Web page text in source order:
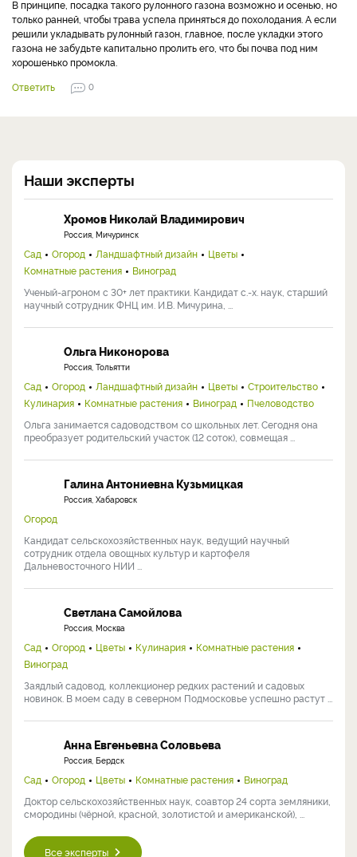
В принципе, посадка такого рулонного газона возможно и осенью, но
только ранней, чтобы трава успела приняться до похолодания. А если
решили укладывать рулонный газон, главное, после укладки этого
газона не забудьте капитально пролить его, что бы почва под ним
хорошенько промокла.
Ответить
0
Наши эксперты
Хромов Николай Владимирович
Россия, Мичуринск
Сад Огород Ландшафтный дизайн
Цветы
Комнатные растения
Виноград
Ученый-агроном с 30+ лет практики. Кандидат с.-х. наук, старший
научный сотрудник ФНЦ им. И.В. Мичурина, ...
Ольга Никонорова
Россия, Тольятти
Сад Огород Ландшафтный дизайн Цветы
Строительство
Кулинария
Комнатные растения Виноград
Пчеловодство
Ольга занимается садоводством со школьных лет. Сегодня она
преобразует родительский участок (12 соток), совмещая ...
Галина Антониевна Кузьмицкая
Россия, Хабаровск
Огород
Кандидат сельскохозяйственных наук, ведущий научный
сотрудник отдела овощных культур и картофеля
Дальневосточного НИИ ...
Светлана Самойлова
Россия, Москва
Сад Огород Цветы Кулинария
Комнатные растения
Виноград
Заядлый садовод, коллекционер редких растений и садовых
новинок. В моем саду в северном Подмосковье успешно растут ...
Анна Евгеньевна Соловьева
Россия, Бердск
Сад Огород Цветы Комнатные растения
Виноград
Доктор сельскохозяйственных наук, соавтор 24 сорта земляники,
смородины (чёрной, красной, золотистой и американской), ...
Все эксперты